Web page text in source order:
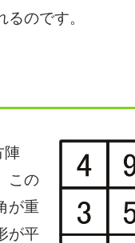
のです。
陣
この
が重
が平